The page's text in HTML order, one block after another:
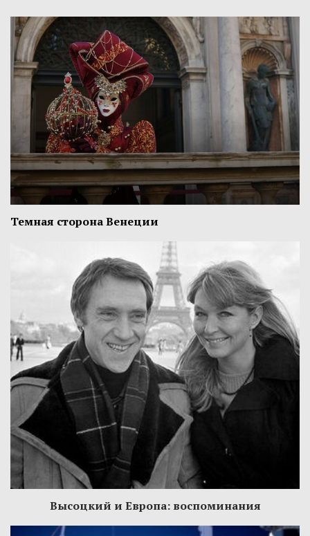
Темная сторона Венеции
Высоцкий и Европа: воспоминания